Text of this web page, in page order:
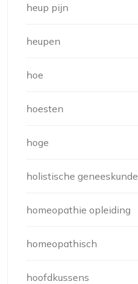
heup pijn
heupen
hoe
hoesten
hoge
holistische geneeskunde
homeopathie opleiding
homeopathisch
hoofdkussens